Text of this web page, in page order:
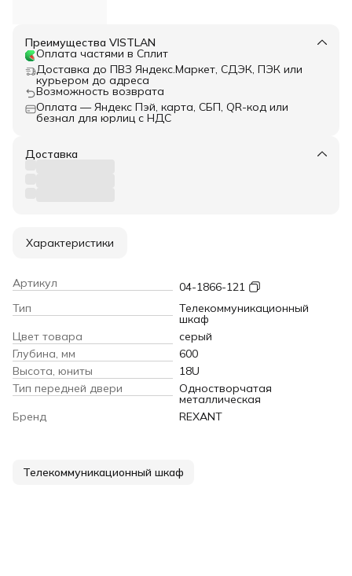
Преимущества VISTLAN
Оплата частями в Сплит
Доставка до ПВЗ Яндекс.Маркет, СДЭК, ПЭК или
курьером до адреса
Возможность возврата
Оплата — Яндекс Пэй, карта, СБП, QR-код или
безнал для юрлиц с НДС
Доставка
Характеристики
Артикул
04-1866-121
Тип
Телекоммуникационный
шкаф
Цвет товара
серый
Глубина, мм
600
Высота, юниты
18U
Тип передней двери
Одностворчатая
металлическая
Бренд
REXANT
Телекоммуникационный шкаф